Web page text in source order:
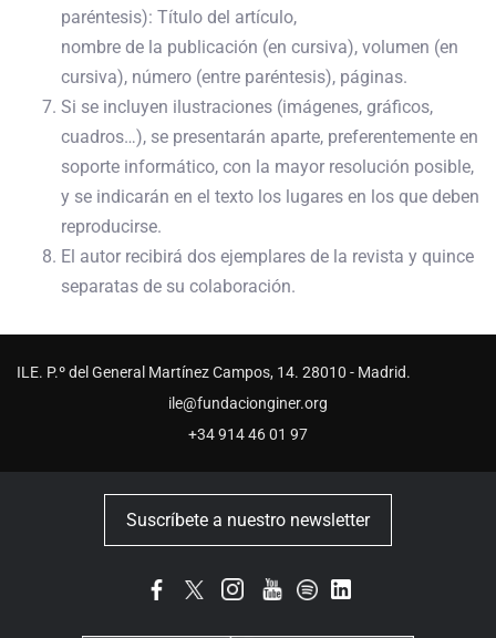
paréntesis): Título del artículo,
nombre de la publicación (en cursiva), volumen (en
cursiva), número (entre paréntesis), páginas.
Si se incluyen ilustraciones (imágenes, gráficos,
cuadros…), se presentarán aparte, preferentemente en
soporte informático, con la mayor resolución posible,
y se indicarán en el texto los lugares en los que deben
reproducirse.
El autor recibirá dos ejemplares de la revista y quince
separatas de su colaboración.
ILE. P.º del General Martínez Campos, 14. 28010 - Madrid.
ile@fundacionginer.org
+34 914 46 01 97
Suscríbete a nuestro newsletter